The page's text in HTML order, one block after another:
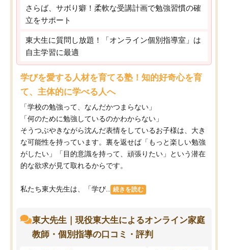
さらば、サボり癖！柔軟な受講計画で勉強習慣の確
立をサポート
東大生に質問し放題！「オンライン個別指導室」は
自主学習に最適
学びを愛する人材を育てる塾！知的好奇心を育
て、主体的に学べる人へ
「学校の勉強って、なんだかつまらない」
「何のために勉強しているのかわからない」
そうつぶやきながら沈んだ表情をしているお子様は、大き
な可能性を持っています。裏を返せば「もっと楽しい勉強
がしたい」「目的意識を持って、頑張りたい」という潜在
的な欲求が見て取れるからです。
私たち東大先生は、「学び... 続きを読む
東大先生｜現役東大生によるオンライン家庭
教師・個別指導の口コミ・評判